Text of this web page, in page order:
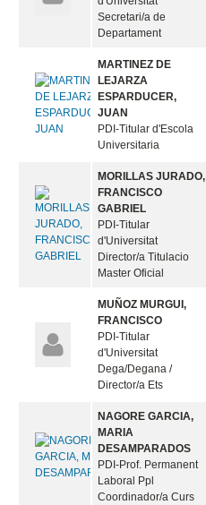
Secretari/a de
Departament
MARTINEZ DE
LEJARZA
ESPARDUCER,
JUAN
PDI-Titular d'Escola
Universitaria
MORILLAS JURADO,
FRANCISCO
GABRIEL
PDI-Titular
d'Universitat
Director/a Titulacio
Master Oficial
MUÑOZ MURGUI,
FRANCISCO
PDI-Titular
d'Universitat
Dega/Degana /
Director/a Ets
NAGORE GARCIA,
MARIA
DESAMPARADOS
PDI-Prof. Permanent
Laboral Ppl
Coordinador/a Curs